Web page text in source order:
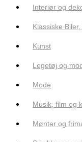
Interiør og
Klassiske
Kunst
Legetøj og
Mode
Musik, film og
Mønter og